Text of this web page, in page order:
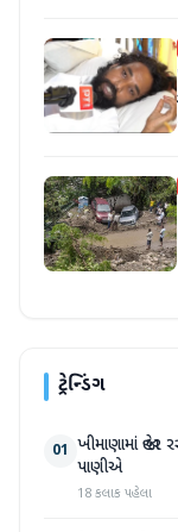
ટ્રેન્ડિંગ
01 ખીમાણામાં
પાણીએ
18 કલાક પહેલા